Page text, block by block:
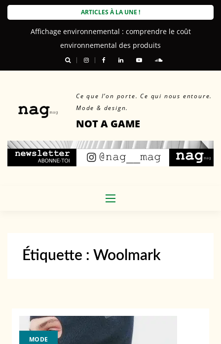
Skip
ARTICLES À LA UNE !
Affichage environnemental : comprendre le coût
environnemental des produits
Ce que l’on porte. Ce qui nous entoure.
Mode & design.
NOT A GAME
Étiquette : Woolmark
MODE